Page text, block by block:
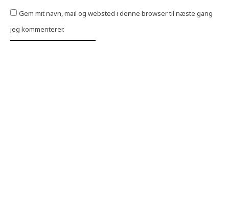
Gem mit navn, mail og websted i denne browser til næste gang
jeg kommenterer.